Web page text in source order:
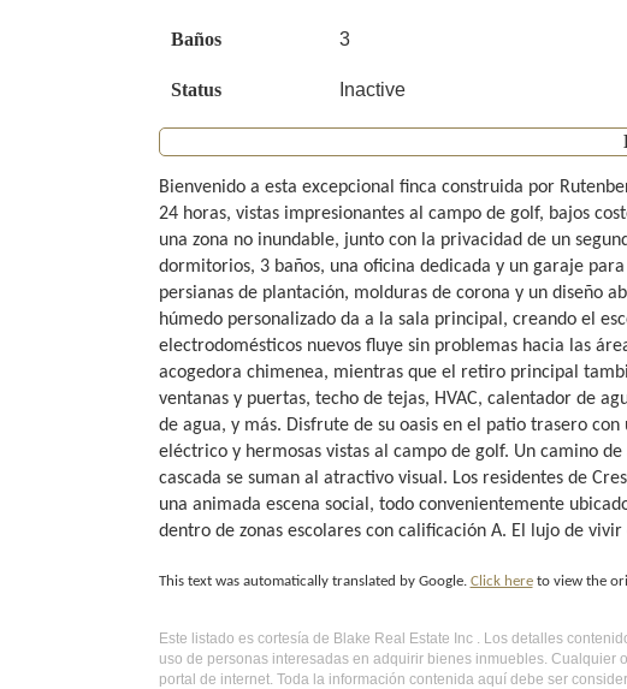
Baños 3
Status Inactive
Bienvenido a esta excepcional finca construida por
24 horas, vistas impresionantes al campo de golf, bajos
una zona no inundable, junto con la privacidad de un
dormitorios, 3 baños, una oficina dedicada y un garaje
persianas de plantación, molduras de corona y un diseño
húmedo personalizado da a la sala principal, creando el
electrodomésticos nuevos fluye sin problemas hacia las
acogedora chimenea, mientras que el retiro principal
ventanas y puertas, techo de tejas, HVAC, calentador de
de agua, y más. Disfrute de su oasis en el patio trasero
eléctrico y hermosas vistas al campo de golf. Un camino
cascada se suman al atractivo visual. Los residentes de
una animada escena social, todo convenientemente
dentro de zonas escolares con calificación A. El lujo de
This text was automatically translated by Google. Click hereto view the
Este listado es cortesía de Blake Real Estate Inc . Los detalles
uso de personas interesadas en adquirir bienes inmuebles.
portal de internet. Toda la información contenida aquí debe ser